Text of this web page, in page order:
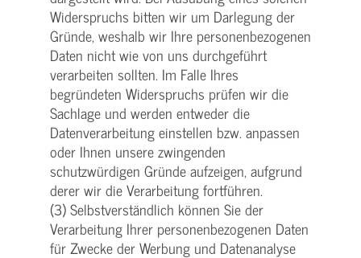
Widerspruchs bitten wir um Darlegung der
Gründe, weshalb wir Ihre personenbezogenen
Daten nicht wie von uns durchgeführt
verarbeiten sollten. Im Falle Ihres
begründeten Widerspruchs prüfen wir die
Sachlage und werden entweder die
Datenverarbeitung einstellen bzw. anpassen
oder Ihnen unsere zwingenden
schutzwürdigen Gründe aufzeigen, aufgrund
derer wir die Verarbeitung fortführen.
(3) Selbstverständlich können Sie der
Verarbeitung Ihrer personenbezogenen Daten
für Zwecke der Werbung und Datenanalyse